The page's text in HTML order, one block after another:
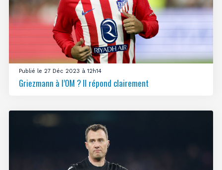
Publié le 27 Déc 2023 à 12h14
Griezmann à l’OM ? Il répond clairement